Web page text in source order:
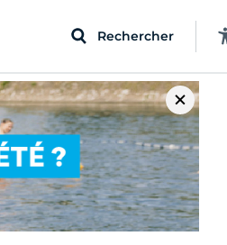
Rechercher